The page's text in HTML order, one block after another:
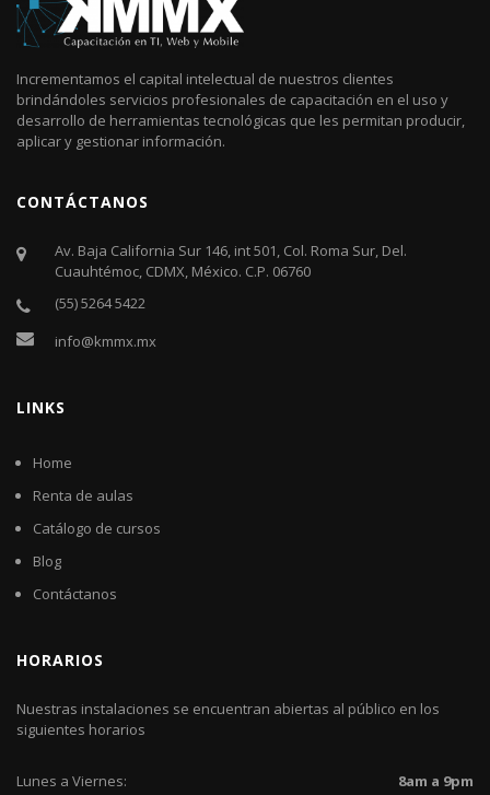
Incrementamos el capital intelectual de nuestros clientes
brindándoles servicios profesionales de capacitación en el uso y
desarrollo de herramientas tecnológicas que les permitan producir,
aplicar y gestionar información.
CONTÁCTANOS
Av. Baja California Sur 146, int 501, Col. Roma Sur, Del.
Cuauhtémoc, CDMX, México. C.P. 06760​
(55) 5264 5422
info@kmmx.mx
LINKS
Home
Renta de aulas
Catálogo de cursos
Blog
Contáctanos
HORARIOS
Nuestras instalaciones se encuentran abiertas al público en los
siguientes horarios
Lunes a Viernes: 8am a 9pm